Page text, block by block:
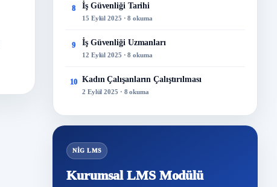
8 İş Güvenliği Tarihi
15 Eylül 2025 · 8 okuma
9 İş Güvenliği Uzmanları
12 Eylül 2025 · 8 okuma
10 Kadın Çalışanların Çalıştırılması
2 Eylül 2025 · 8 okuma
NİG LMS
Kurumsal LMS Modülü